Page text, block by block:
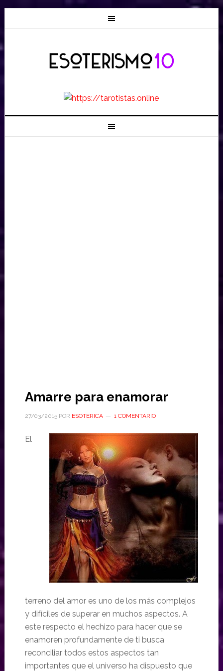
Amarre para enamorar
27/03/2015POR ESOTERICA 1 COMENTARIO
El
terreno del amor es uno de los más complejos
y difíciles de superar en muchos aspectos. A
este respecto el hechizo para hacer que se
enamoren profundamente de ti busca
reconciliar todos estos aspectos tan
importantes que el universo ha dispuesto que